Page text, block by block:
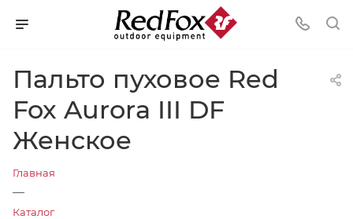
Пальто пуховое Red
Fox Aurora III DF
Женское
Главная
—
Каталог